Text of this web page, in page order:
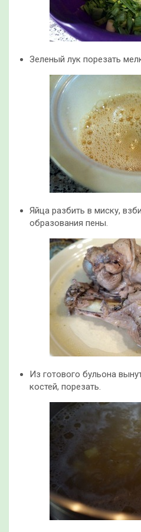
Зеленый лук порезать
Яйца разбить в миску,
образования пены.
Из готового бульона
костей, порезать.